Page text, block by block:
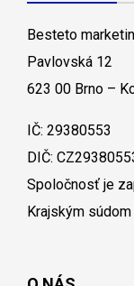
Besteto
Pavlovská 12
623 00 Brno –
IČ: 29380553
DIČ:
Spoločnosť je
Krajským